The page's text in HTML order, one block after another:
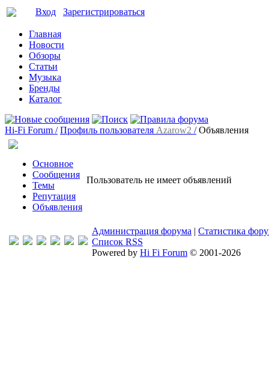
Вход Зарегистрироваться
Главная
Новости
Обзоры
Статьи
Музыка
Бренды
Каталог
Hi-Fi Forum / Профиль пользователя Azarow2 / Объявления
Основное
Сообщения
Темы
Репутация
Объявления
Пользователь не имеет объявлений
Администрация форума | Статистика
Список RSS
Powered by Hi Fi Forum © 2001-2026